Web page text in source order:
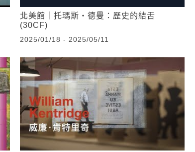
北美館｜托瑪斯‧德曼：歷史的結舌
(30CF)
2025/01/18 - 2025/05/11